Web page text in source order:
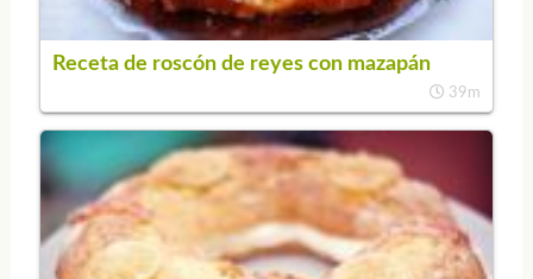
Receta de roscón de reyes con mazapán
39m